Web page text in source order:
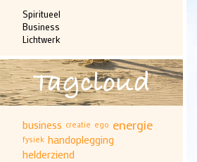
Spiritueel
Business
Lichtwerk
Tagcloud
business creatie ego energie
fysiek handoplegging
helderziend